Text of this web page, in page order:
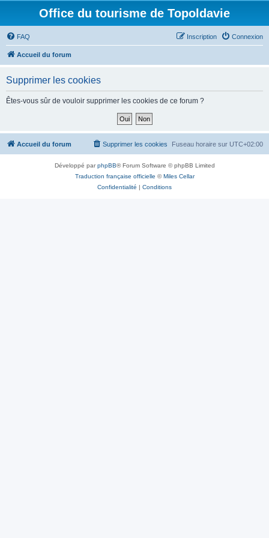
Office du tourisme de Topoldavie
FAQ Connexion
Inscription
Accueil du forum
Supprimer les cookies
Êtes-vous sûr de vouloir supprimer les cookies de ce forum ?
Accueil du forum Fuseau horaire sur UTC+02:00
Supprimer les cookies
Développé parphpBB® Forum Software © phpBB Limited
Traduction française officielle ©Miles Cellar
Confidentialité | Conditions